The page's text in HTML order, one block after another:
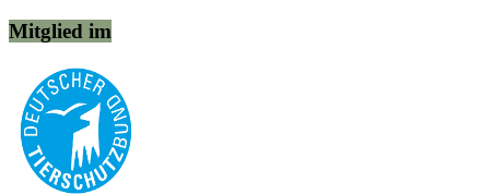
Mitglied im